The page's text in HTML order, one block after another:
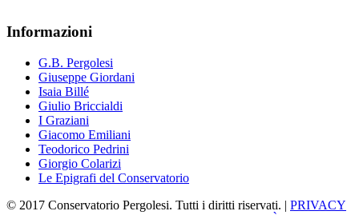
Informazioni
G.B. Pergolesi
Giuseppe Giordani
Isaia Billé
Giulio Briccialdi
I Graziani
Giacomo Emiliani
Teodorico Pedrini
Giorgio Colarizi
Le Epigrafi del Conservatorio
© 2017 Conservatorio Pergolesi. Tutti i diritti riservati. | PRIVACY